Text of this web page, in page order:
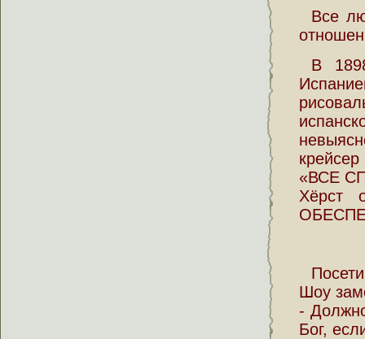
Все
В
«ВСЕ
Хёрст
Шоу
-
Бог,